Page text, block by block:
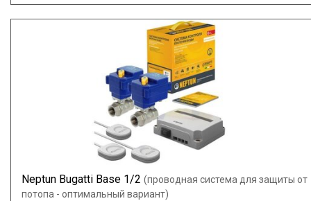
Neptun Bugatti Base 1/2 (проводная система для защиты от
потопа - оптимальный вариант)